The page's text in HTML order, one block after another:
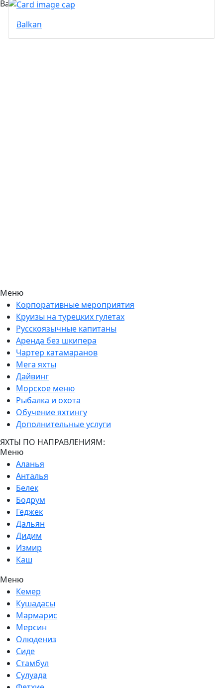
Вас может заинтересовать...
Balkan
Меню
Корпоративные мероприятия
Круизы на турецких гулетах
Русскоязычные капитаны
Аренда без шкипера
Чартер катамаранов
Мега яхты
Дайвинг
Морское меню
Рыбалка и охота
Обучение яхтингу
Дополнительные услуги
ЯХТЫ ПО НАПРАВЛЕНИЯМ:
Меню
Аланья
Анталья
Белек
Бодрум
Гёджек
Дальян
Дидим
Измир
Каш
Меню
Кемер
Кушадасы
Мармарис
Мерсин
Олюдениз
Сиде
Стамбул
Сулуада